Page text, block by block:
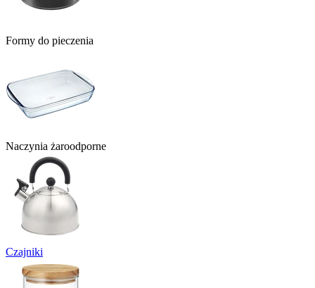
Formy do pieczenia
Naczynia żaroodporne
Czajniki